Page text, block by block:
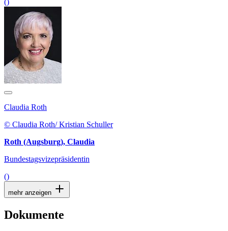
()
Claudia Roth
© Claudia Roth/ Kristian Schuller
Roth (Augsburg), Claudia
Bundestagsvizepräsidentin
()
mehr anzeigen
Dokumente